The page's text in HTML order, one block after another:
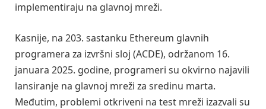
implementiraju na glavnoj mreži.
Kasnije, na 203. sastanku Ethereum glavnih
programera za izvršni sloj (ACDE), održanom 16.
januara 2025. godine, programeri su okvirno najavili
lansiranje na glavnoj mreži za sredinu marta.
Međutim, problemi otkriveni na test mreži izazvali su